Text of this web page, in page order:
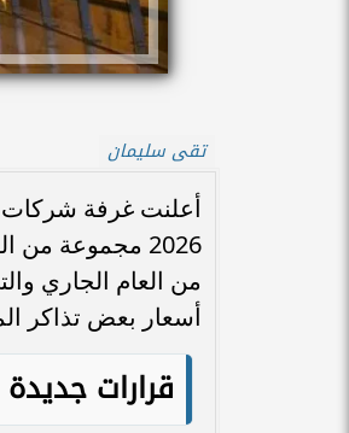
تقى سليمان
من العام الجاري
أسعار بعض تذاكر
قرارات